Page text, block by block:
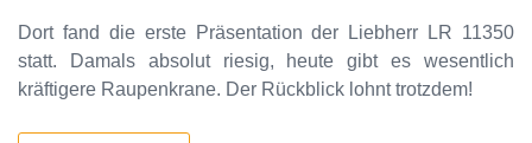
Dort fand die erste Präsentation der Liebherr LR 11350
statt. Damals absolut riesig, heute gibt es wesentlich
kräftigere Raupenkrane. Der Rückblick lohnt trotzdem!